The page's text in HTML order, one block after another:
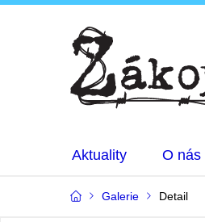
Aktuality O nás
Galerie Detail